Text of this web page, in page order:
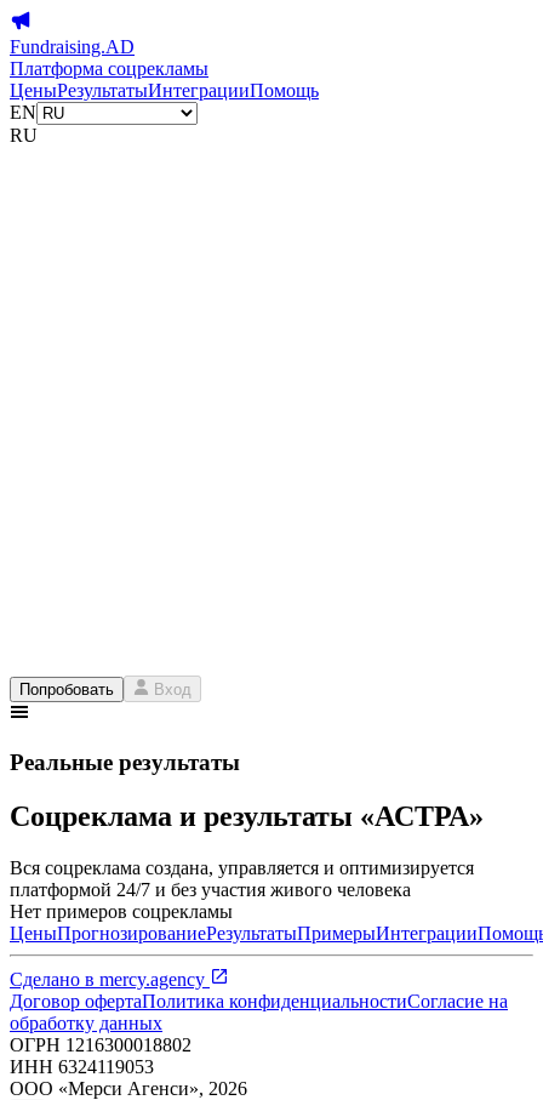
Fundraising.AD
Платформа соцрекламы
ЦеныРезультатыИнтеграцииПомощь
EN
RU
Попробовать Вход
Реальные результаты
Соцреклама и результаты «АСТРА»
Вся соцреклама создана, управляется и оптимизируется
платформой 24/7 и без участия живого человека
Нет примеров соцрекламы
ЦеныПрогнозированиеРезультатыПримерыИнтеграции
Сделано в mercy.agency
Договор офертаПолитика конфиденциальностиСогласие на
обработку данных
ОГРН 1216300018802
ИНН 6324119053
ООО «Мерси Агенси», 2026